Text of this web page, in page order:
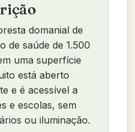
domanial de
de saúde de 1.500
uma superfície
está aberto
e é acessível a
e escolas, sem
ou iluminação.